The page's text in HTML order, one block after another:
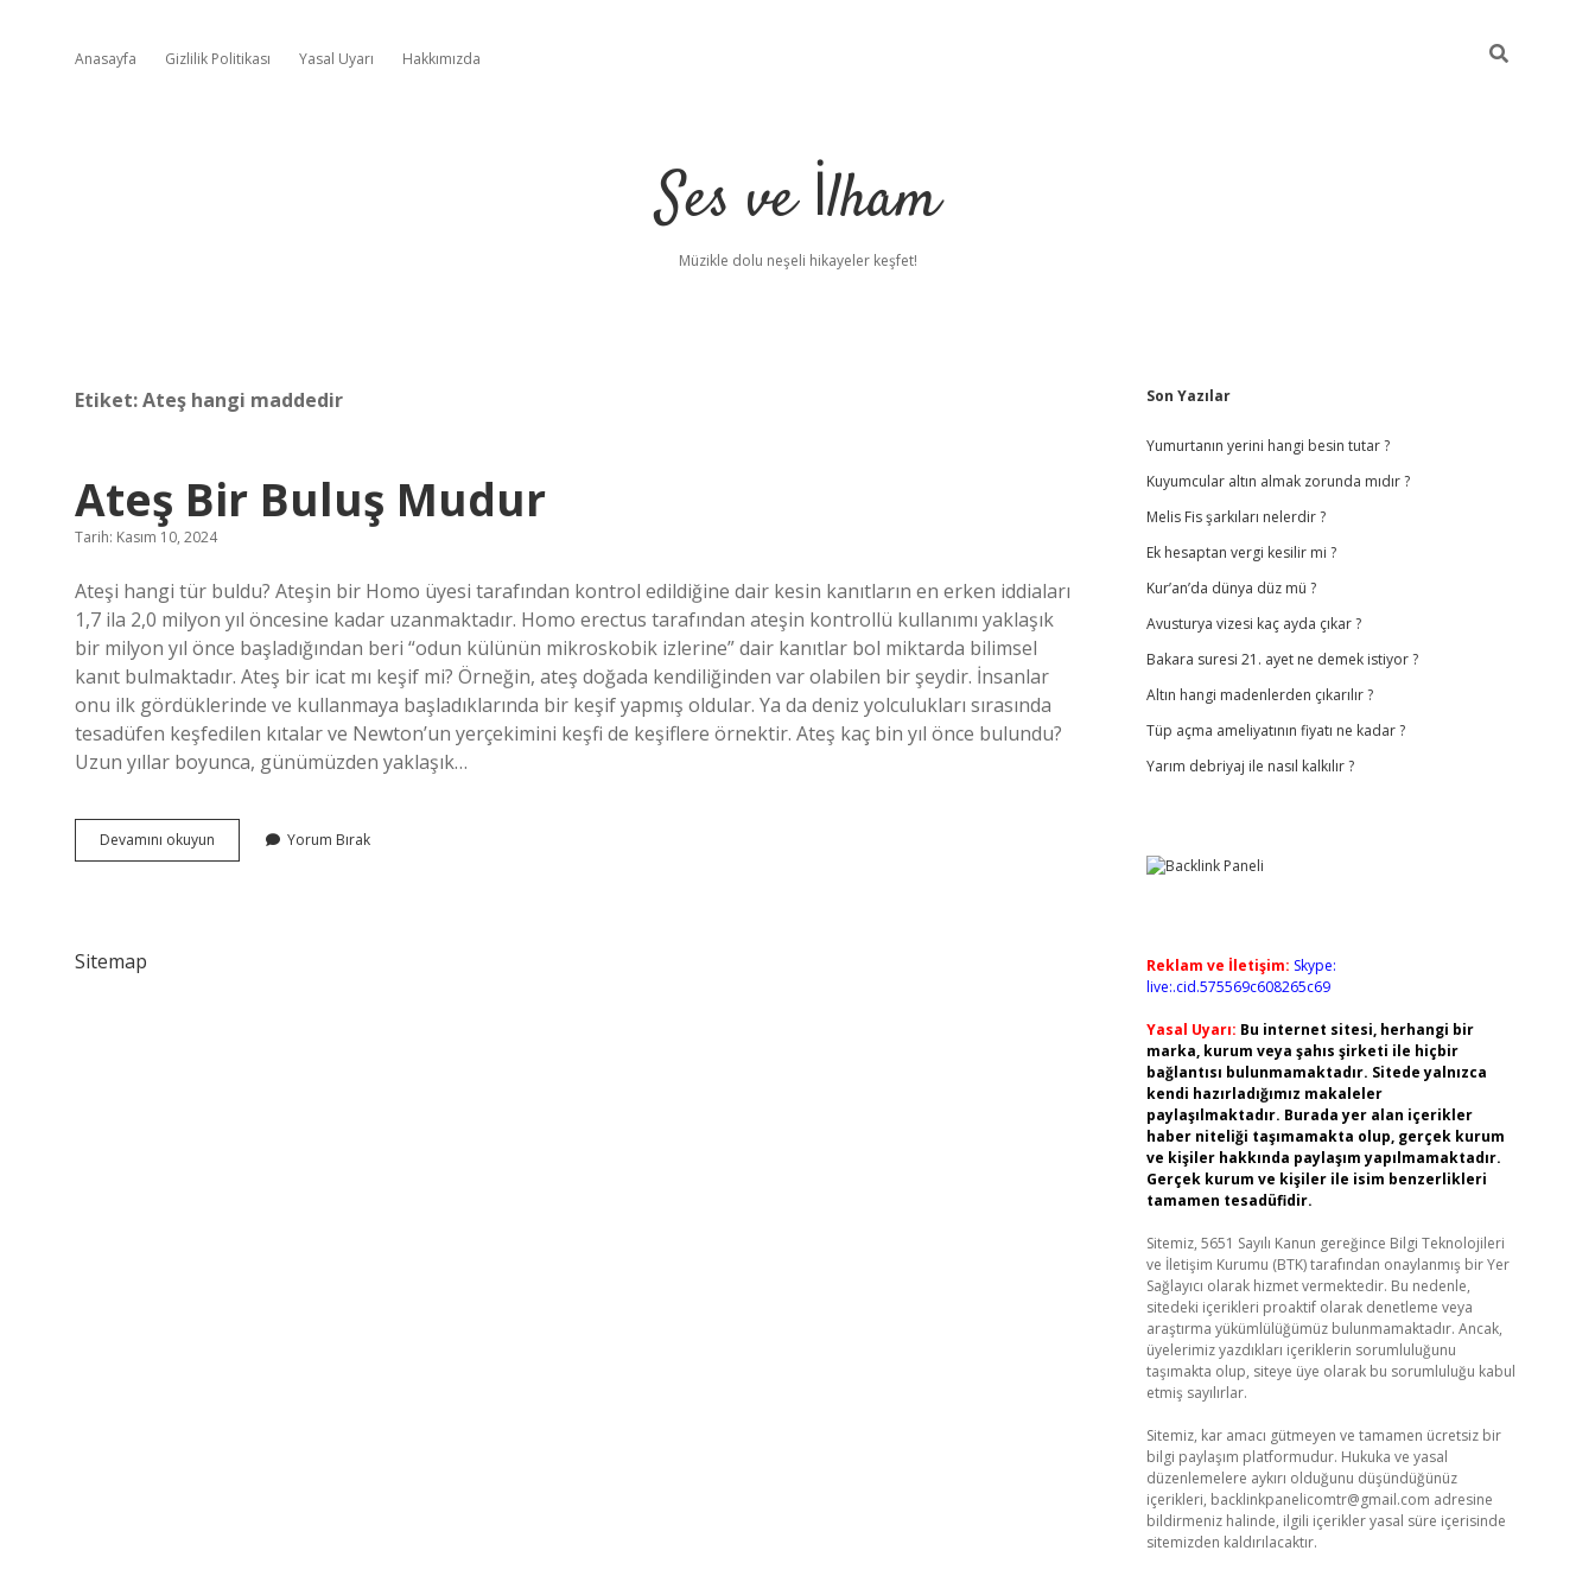
Anasayfa Gizlilik Politikası Yasal Uyarı Hakkımızda
Ses ve İlham
Müzikle dolu neşeli hikayeler keşfet!
Etiket:Ateş hangi maddedir
Ateş Bir Buluş Mudur
Tarih: Kasım 10, 2024
Ateşi hangi tür buldu? Ateşin bir Homo üyesi tarafından kontrol edildiğine dair kesin kanıtların en erken iddiaları
1,7 ila 2,0 milyon yıl öncesine kadar uzanmaktadır. Homo erectus tarafından ateşin kontrollü kullanımı yaklaşık
bir milyon yıl önce başladığından beri “odun külünün mikroskobik izlerine” dair kanıtlar bol miktarda bilimsel
kanıt bulmaktadır. Ateş bir icat mı keşif mi? Örneğin, ateş doğada kendiliğinden var olabilen bir şeydir. İnsanlar
onu ilk gördüklerinde ve kullanmaya başladıklarında bir keşif yapmış oldular. Ya da deniz yolculukları sırasında
tesadüfen keşfedilen kıtalar ve Newton’un yerçekimini keşfi de keşiflere örnektir. Ateş kaç bin yıl önce bulundu?
Uzun yıllar boyunca, günümüzden yaklaşık…
Devamını okuyun
Bir
Yorum Bırak
Sitemap
Sidebar
Son Yazılar
Yumurtanın yerini hangi besin tutar ?
Kuyumcular altın almak zorunda mıdır ?
Melis Fis şarkıları nelerdir ?
Ek hesaptan vergi kesilir mi ?
Kur’an’da dünya düz mü ?
Avusturya vizesi kaç ayda çıkar ?
Bakara suresi 21. ayet ne demek istiyor ?
Altın hangi madenlerden çıkarılır ?
Tüp açma ameliyatının fiyatı ne kadar ?
Yarım debriyaj ile nasıl kalkılır ?
Reklam ve İletişim: Skype:
live:.cid.575569c608265c69
Yasal Uyarı: Bu internet sitesi, herhangi bir
marka, kurum veya şahıs şirketi ile hiçbir
bağlantısı bulunmamaktadır. Sitede yalnızca
kendi hazırladığımız makaleler
paylaşılmaktadır. Burada yer alan içerikler
haber niteliği taşımamakta olup, gerçek kurum
ve kişiler hakkında paylaşım yapılmamaktadır.
Gerçek kurum ve kişiler ile isim benzerlikleri
tamamen tesadüfidir.
Sitemiz, 5651 Sayılı Kanun gereğince Bilgi Teknolojileri
ve İletişim Kurumu (BTK) tarafından onaylanmış bir Yer
Sağlayıcı olarak hizmet vermektedir. Bu nedenle,
sitedeki içerikleri proaktif olarak denetleme veya
araştırma yükümlülüğümüz bulunmamaktadır. Ancak,
üyelerimiz yazdıkları içeriklerin sorumluluğunu
taşımakta olup, siteye üye olarak bu sorumluluğu kabul
etmiş sayılırlar.
Sitemiz, kar amacı gütmeyen ve tamamen ücretsiz bir
bilgi paylaşım platformudur. Hukuka ve yasal
düzenlemelere aykırı olduğunu düşündüğünüz
içerikleri, backlinkpanelicomtr@gmail.com adresine
bildirmeniz halinde, ilgili içerikler yasal süre içerisinde
sitemizden kaldırılacaktır.